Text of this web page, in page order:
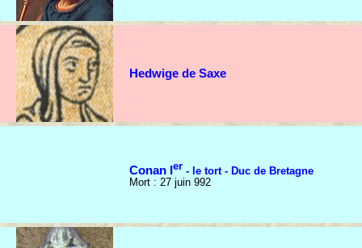
Hedwige de Saxe
Conan Ier - le tort - Duc de Bretagne
Mort : 27 juin 992